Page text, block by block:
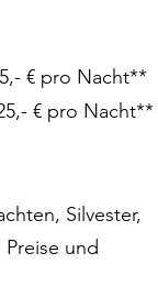
€ pro Nacht**
€ pro Nacht**
Silvester,
und